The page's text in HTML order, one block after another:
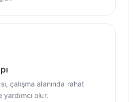
çalışma alanında rahat
olur.